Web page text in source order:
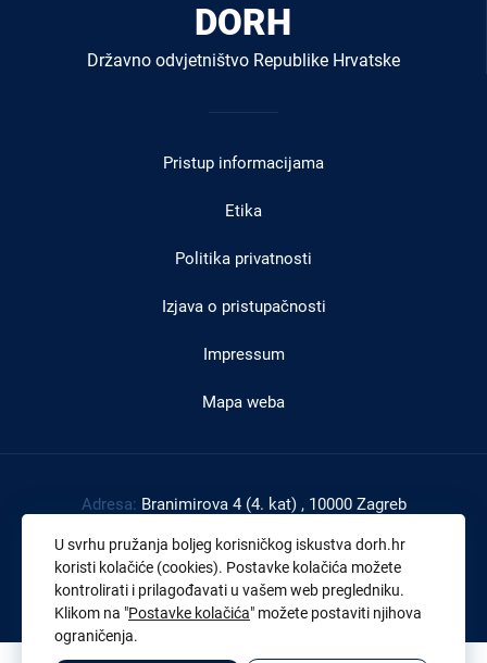
DORH
Državno odvjetništvo Republike Hrvatske
Pristup informacijama
Etika
Politika privatnosti
Izjava o pristupačnosti
Impressum
Mapa weba
Adresa: Branimirova 4 (4. kat) , 10000 Zagreb
Tel: +385 1 4591 888
Faks:+385 1 4591 816
OIB:43539267895
U svrhu pružanja boljeg korisničkog iskustva dorh.hr
koristi kolačiće (cookies). Postavke kolačića možete
kontrolirati i prilagođavati u vašem web pregledniku.
Klikom na "Postavke kolačića" možete postaviti njihova
ograničenja.